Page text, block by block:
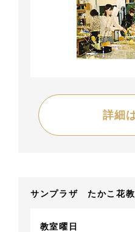
詳細
サンプラザ たかこ花
教室曜日